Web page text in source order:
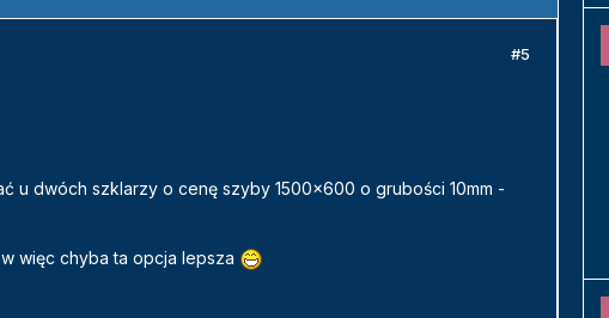
#5
u dwóch szklarzy o cenę szyby 1500x600 o grubości 10mm -
więc chyba ta opcja lepsza